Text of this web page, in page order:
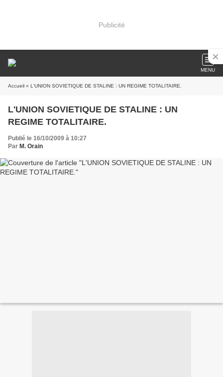
Publicité
MENU
Accueil » L'UNION SOVIETIQUE DE STALINE : UN REGIME TOTALITAIRE.
L'UNION SOVIETIQUE DE STALINE : UN
REGIME TOTALITAIRE.
Publié le 16/10/2009 à 10:27
Par M. Orain